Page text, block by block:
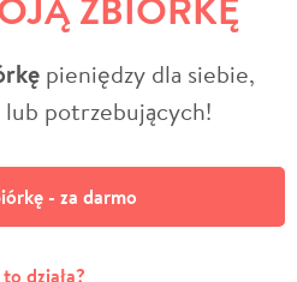
pieniędzy dla siebie,
potrzebujących!
- za darmo
działa?